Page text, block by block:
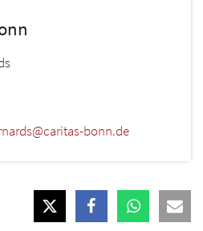
bonn.de